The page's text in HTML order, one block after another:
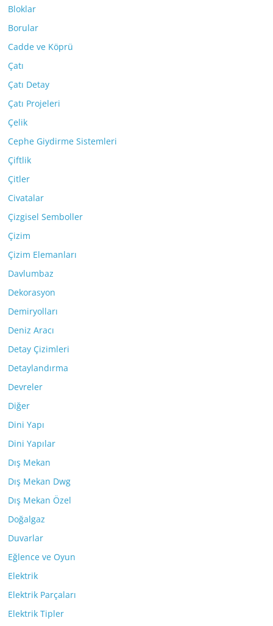
Bloklar
Borular
Cadde ve Köprü
Çatı
Çatı Detay
Çatı Projeleri
Çelik
Cephe Giydirme Sistemleri
Çiftlik
Çitler
Civatalar
Çizgisel Semboller
Çizim
Çizim Elemanları
Davlumbaz
Dekorasyon
Demiryolları
Deniz Aracı
Detay Çizimleri
Detaylandırma
Devreler
Diğer
Dini Yapı
Dini Yapılar
Dış Mekan
Dış Mekan Dwg
Dış Mekan Özel
Doğalgaz
Duvarlar
Eğlence ve Oyun
Elektrik
Elektrik Parçaları
Elektrik Tipler